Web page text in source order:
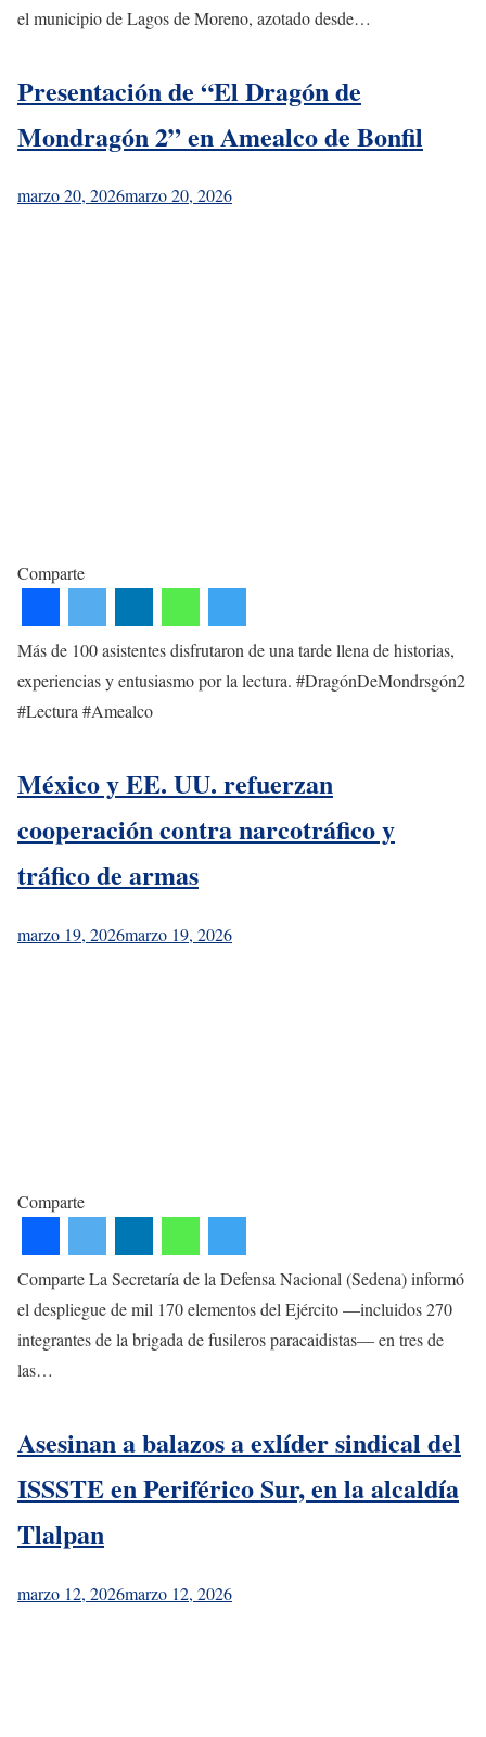
el municipio de Lagos de Moreno, azotado desde…
Presentación de “El Dragón de
Mondragón 2” en Amealco de Bonfil
marzo 20, 2026marzo 20, 2026
Comparte
Más de 100 asistentes disfrutaron de una tarde llena de historias,
experiencias y entusiasmo por la lectura. #DragónDeMondrsgón2
#Lectura #Amealco
México y EE. UU. refuerzan
cooperación contra narcotráfico y
tráfico de armas
marzo 19, 2026marzo 19, 2026
Comparte
Comparte La Secretaría de la Defensa Nacional (Sedena) informó
el despliegue de mil 170 elementos del Ejército —incluidos 270
integrantes de la brigada de fusileros paracaidistas— en tres de
las…
Asesinan a balazos a exlíder sindical del
ISSSTE en Periférico Sur, en la alcaldía
Tlalpan
marzo 12, 2026marzo 12, 2026